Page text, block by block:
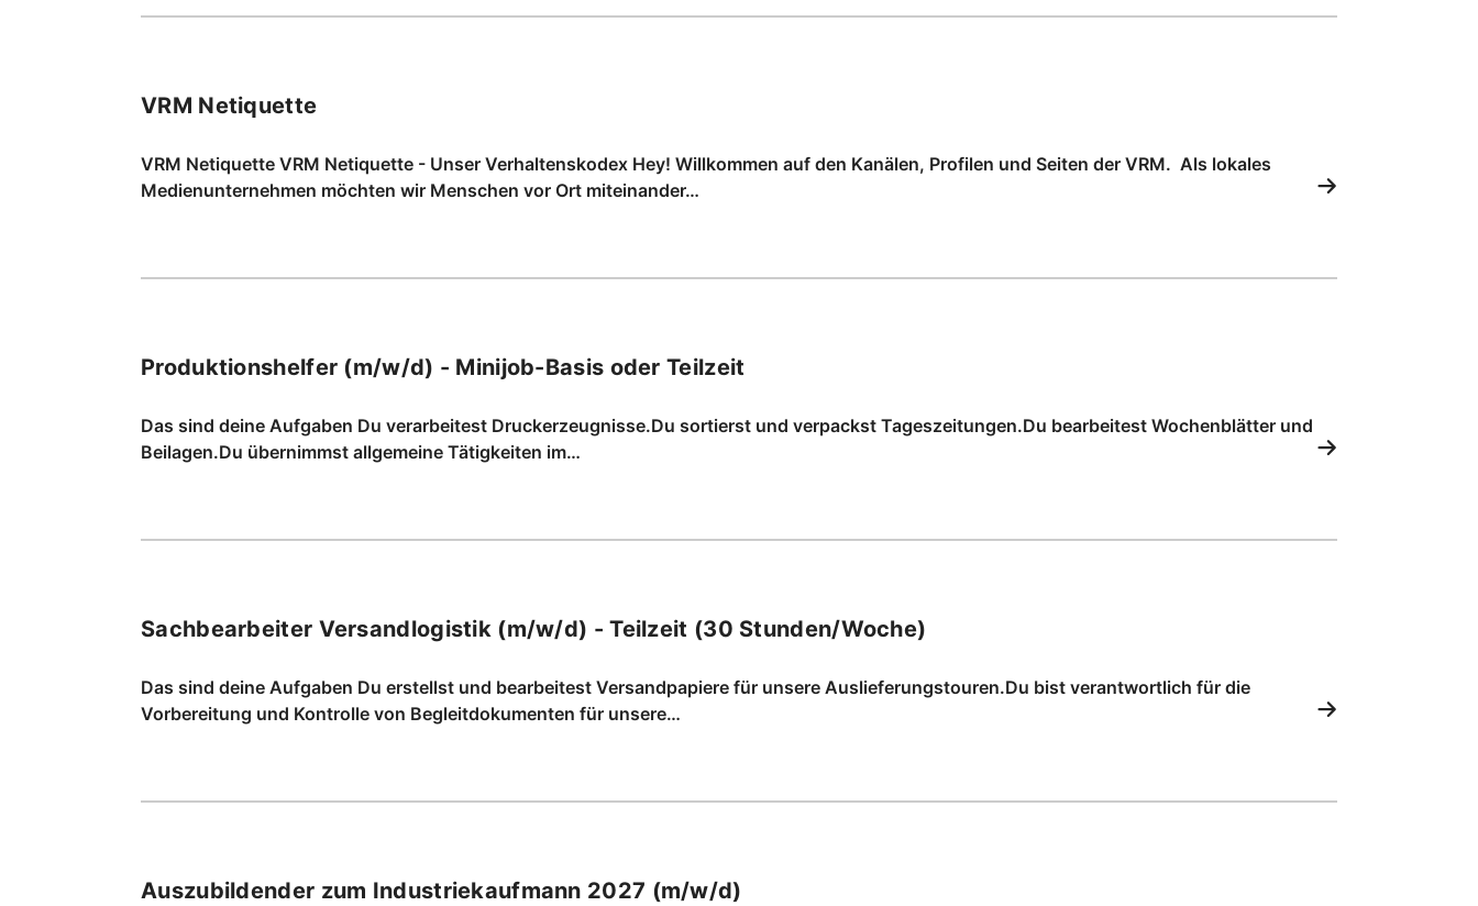
VRM Netiquette
VRM Netiquette VRM Netiquette - Unser Verhaltenskodex Hey! Willkommen auf den Kanälen, Profilen und Seiten der VRM. Als lokales
Medienunternehmen möchten wir Menschen vor Ort miteinander…
Produktionshelfer (m/w/d) - Minijob-Basis oder Teilzeit
Das sind deine Aufgaben Du verarbeitest Druckerzeugnisse.Du sortierst und verpackst Tageszeitungen.Du bearbeitest Wochenblätter und
Beilagen.Du übernimmst allgemeine Tätigkeiten im…
Sachbearbeiter Versandlogistik (m/w/d) - Teilzeit (30 Stunden/Woche)
Das sind deine Aufgaben Du erstellst und bearbeitest Versandpapiere für unsere Auslieferungstouren.Du bist verantwortlich für die
Vorbereitung und Kontrolle von Begleitdokumenten für unsere…
Auszubildender zum Industriekaufmann 2027 (m/w/d)